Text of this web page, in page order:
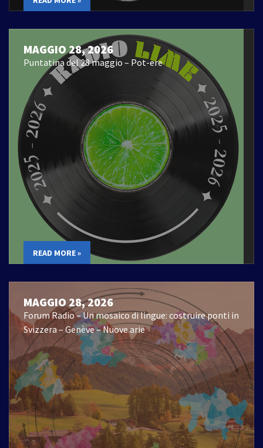
MAGGIO 28, 2026
Puntatina del 28 maggio – Pot-ere
READ MORE »
MAGGIO 28, 2026
Forum Radio – Un mosaico di lingue: costruire ponti in
Svizzera – Genève – Nuove arie